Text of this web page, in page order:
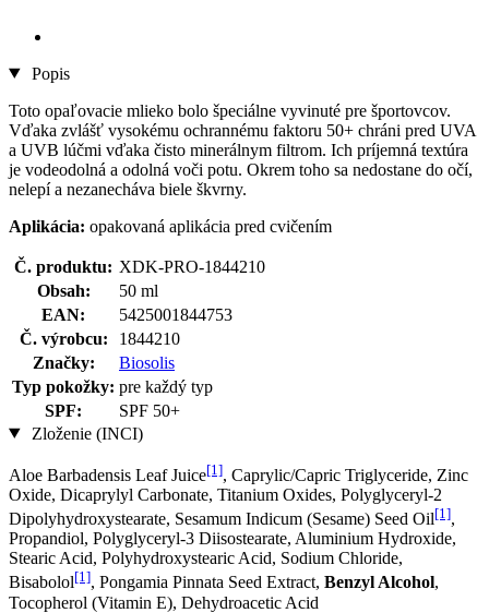
Popis
Toto opaľovacie mlieko bolo špeciálne vyvinuté pre športovcov.
Vďaka zvlášť vysokému ochrannému faktoru 50+ chráni pred UVA
a UVB lúčmi vďaka čisto minerálnym filtrom. Ich príjemná textúra
je vodeodolná a odolná voči potu. Okrem toho sa nedostane do očí,
nelepí a nezanecháva biele škvrny.
Aplikácia: opakovaná aplikácia pred cvičením
Č. produktu: XDK-PRO-1844210
Obsah:
50 ml
EAN:
5425001844753
Č. výrobcu:
1844210
Značky:
Biosolis
Typ pokožky: pre každý typ
SPF:
SPF 50+
Zloženie (INCI)
Aloe Barbadensis Leaf Juice[1], Caprylic/Capric Triglyceride, Zinc
Oxide, Dicaprylyl Carbonate, Titanium Oxides, Polyglyceryl-2
Dipolyhydroxystearate, Sesamum Indicum (Sesame) Seed Oil[1],
Propandiol, Polyglyceryl-3 Diisostearate, Aluminium Hydroxide,
Stearic Acid, Polyhydroxystearic Acid, Sodium Chloride,
Bisabolol[1], Pongamia Pinnata Seed Extract, Benzyl Alcohol,
Tocopherol (Vitamin E), Dehydroacetic Acid